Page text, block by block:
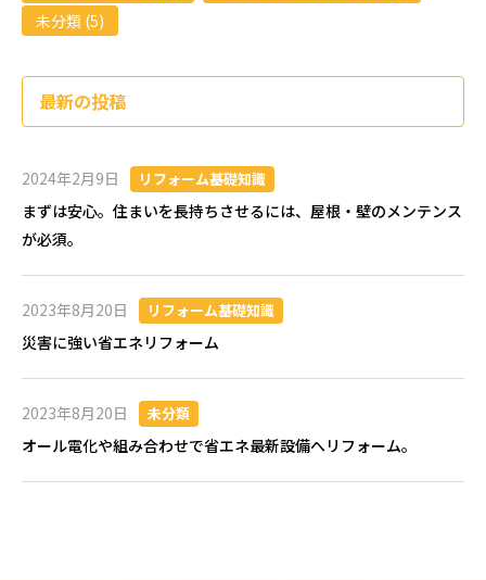
未分類 (5)
最新の投稿
2024年2月9日 リフォーム基礎知識
まずは安心。住まいを長持ちさせるには、屋根・壁のメンテンス
が必須。
2023年8月20日 リフォーム基礎知識
災害に強い省エネリフォーム
2023年8月20日 未分類
オール電化や組み合わせで省エネ最新設備へリフォーム。